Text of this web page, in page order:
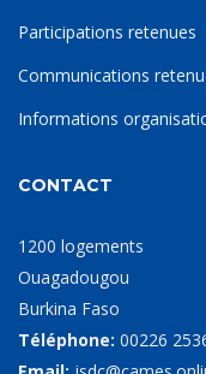
Participations retenues
Communications
Informations
CONTACT
1200 logements
Ouagadougou
Burkina Faso
Téléphone: 00226